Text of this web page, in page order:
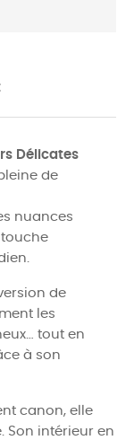
Délicates
de
nuances
de
les
tout en
à son
canon, elle
Son intérieur en